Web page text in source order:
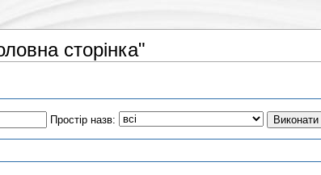
сторінка"
Простір назв: